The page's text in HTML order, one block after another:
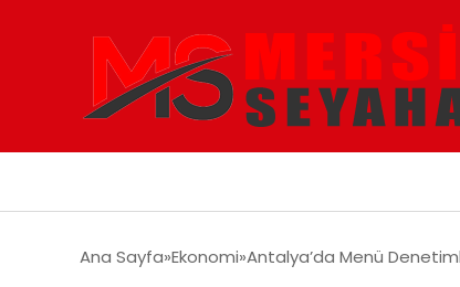
Ana Sayfa Ekonomi Antalya’da Menü